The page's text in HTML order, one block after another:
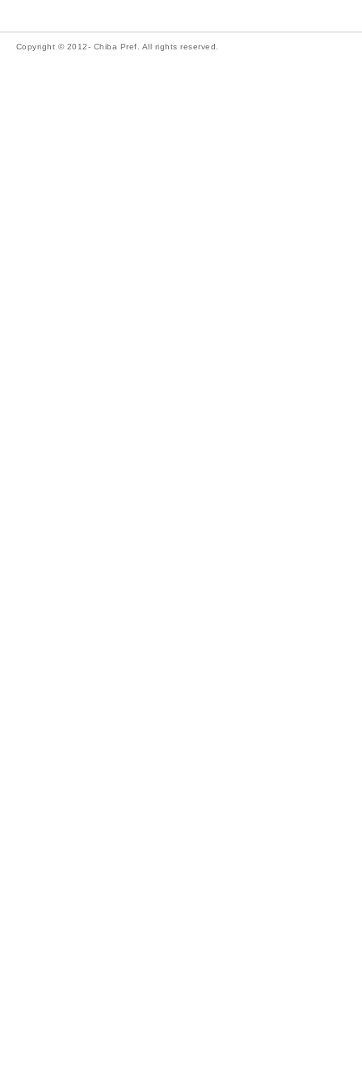
Copyright © 2012- Chiba Pref. All rights reserved.